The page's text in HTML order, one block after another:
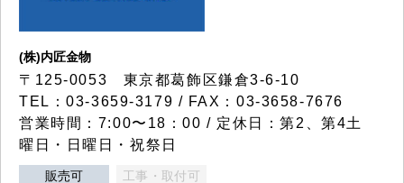
(株)内匠金物
〒125-0053 東京都葛飾区鎌倉3-6-10
TEL：03-3659-3179 / FAX：03-3658-7676
営業時間：7:00〜18：00 / 定休日：第2、第4土
曜日・日曜日・祝祭日
販売可 工事・取付可